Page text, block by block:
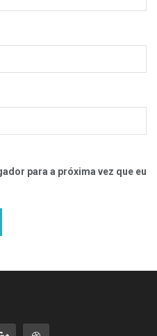
para a próxima vez que eu